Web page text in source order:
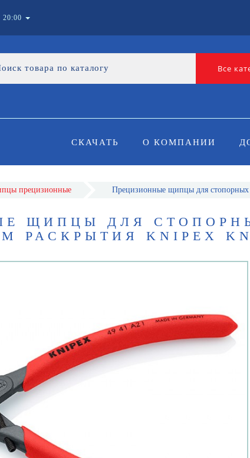
20:00
Все
СКАЧАТЬ О КОМПАНИИ
прецизионные Прецизионные щипцы для стопорных
ЩИПЦЫ ДЛЯ
РАСКРЫТИЯ KNIPEX